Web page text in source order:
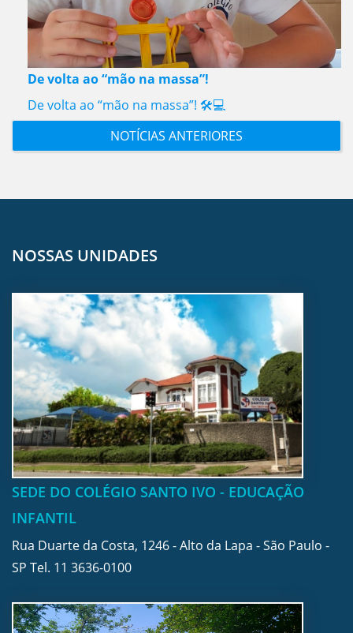
De volta ao “mão na massa”!
De volta ao “mão na massa”! 🛠️💻
NOTÍCIAS ANTERIORES
NOSSAS UNIDADES
SEDE DO COLÉGIO SANTO IVO - EDUCAÇÃO
INFANTIL
Rua Duarte da Costa, 1246 - Alto da Lapa - São Paulo -
SP Tel. 11 3636-0100